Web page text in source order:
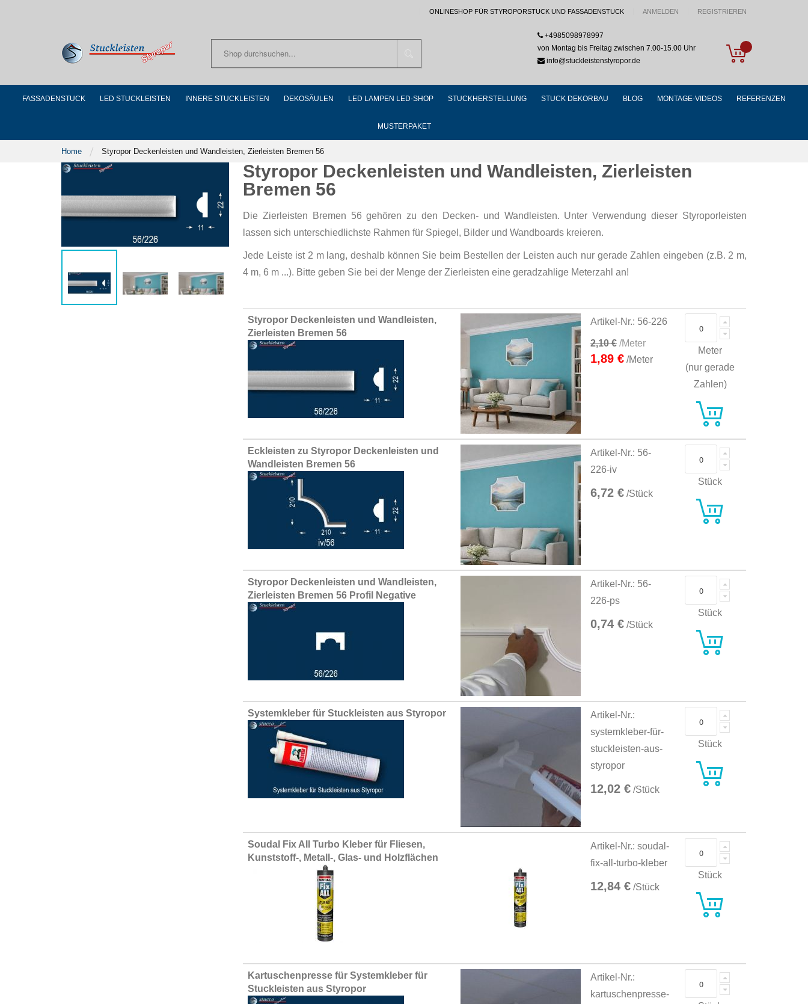
ONLINESHOP FÜR STYROPORSTUCK UND FASSADENSTUCK ANMELDEN REGISTRIEREN
My Cart
+4985098978997
von Montag bis Freitag zwischen 7.00-15.00 Uhr
info@stuckleistenstyropor.de
FASSADENSTUCK LED STUCKLEISTEN INNERE STUCKLEISTEN DEKOSÄULEN LED LAMPEN LED-SHOP STUCKHERSTELLUNG STUCK DEKORBAU BLOG MONTAGE-VIDEOS REFERENZEN
MUSTERPAKET
Home Styropor Deckenleisten und Wandleisten, Zierleisten Bremen 56
Styropor Deckenleisten und Wandleisten, Zierleisten
Bremen 56
Die Zierleisten Bremen 56 gehören zu den Decken- und Wandleisten. Unter Verwendung dieser Styroporleisten
lassen sich unterschiedlichste Rahmen für Spiegel, Bilder und Wandboards kreieren.
Jede Leiste ist 2 m lang, deshalb können Sie beim Bestellen der Leisten auch nur gerade Zahlen eingeben (z.B. 2 m,
4 m, 6 m ...). Bitte geben Sie bei der Menge der Zierleisten eine geradzahlige Meterzahl an!
Grouped
product
items
Styropor Deckenleisten und Wandleisten,
Zierleisten Bremen 56
Artikel-Nr.: 56-226
2,10 € /Meter
1,89 € /Meter
Meter
(nur gerade
Zahlen)
Eckleisten zu Styropor Deckenleisten und
Wandleisten Bremen 56
Artikel-Nr.: 56-
226-iv
6,72 € /Stück
Stück
Styropor Deckenleisten und Wandleisten,
Zierleisten Bremen 56 Profil Negative
Artikel-Nr.: 56-
226-ps
0,74 € /Stück
Stück
Systemkleber für Stuckleisten aus Styropor
Artikel-Nr.:
systemkleber-für-
stuckleisten-aus-
styropor
12,02 € /Stück
Stück
Soudal Fix All Turbo Kleber für Fliesen,
Kunststoff-, Metall-, Glas- und Holzflächen
Artikel-Nr.: soudal-
fix-all-turbo-kleber
12,84 € /Stück
Stück
Kartuschenpresse für Systemkleber für
Stuckleisten aus Styropor
Artikel-Nr.:
kartuschenpresse-